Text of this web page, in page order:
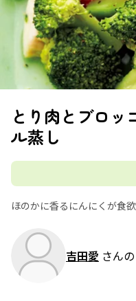
とり肉とブロッ
ル蒸し
ほのかに香るにんにくが食
吉田愛 さん